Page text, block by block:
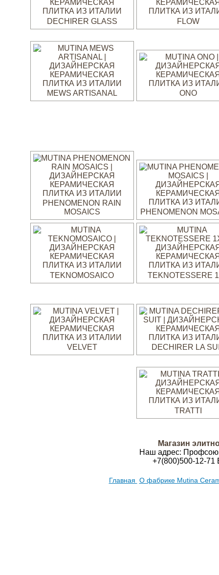
DECHIRER GLASS FLOW
MEWS ARTISANAL ONO
PHENOMENON RAIN
MOSAICS
PHENOMENON
TEKNOMOSAICO TEKNOTESSERE
VELVET DECHIRER LA
TRATTI
Магазин
Наш адрес:
+7(800)500-12-71
Главная О фабрике Mutina